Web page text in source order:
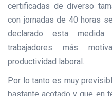
certificadas de diverso
con jornadas de 40 horas
declarado esta medida
trabajadores más
productividad laboral.
Por lo tanto es muy
bastante acotado y que en